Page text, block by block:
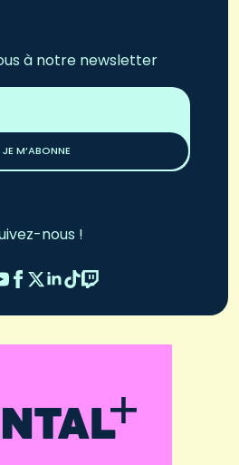
à notre newsletter
JE M’ABONNE
nous !